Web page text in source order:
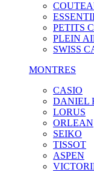
PETITS
PLEIN
SWISS
MONTRES
CASIO
DANIEL
LORUS
ORLEAN
SEIKO
TISSOT
ASPEN